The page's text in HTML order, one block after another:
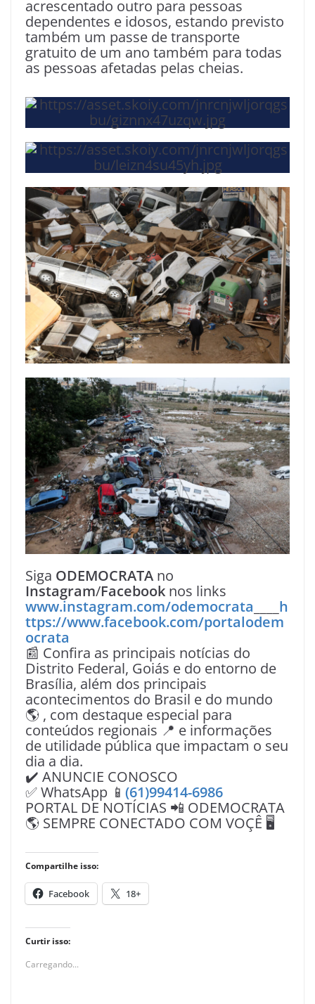
acrescentado outro para pessoas
dependentes e idosos, estando previsto
também um passe de transporte
gratuito de um ano também para todas
as pessoas afetadas pelas cheias.
Siga ODEMOCRATA no
Instagram/Facebook nos links
www.instagram.com/odemocrata
h
ttps://www.facebook.com/portalodem
ocrata
📰 Confira as principais notícias do
Distrito Federal, Goiás e do entorno de
Brasília, além dos principais
acontecimentos do Brasil e do mundo
🌎 , com destaque especial para
conteúdos regionais 📍 e informações
de utilidade pública que impactam o seu
dia a dia.
✔️ ANUNCIE CONOSCO
✅ WhatsApp 📱 (61)99414-6986
PORTAL DE NOTÍCIAS 📲 ODEMOCRATA
🌎 SEMPRE CONECTADO COM VOÇÊ 🖥️
Compartilhe isso:
Facebook 18+
Curtir isso:
Carregando...